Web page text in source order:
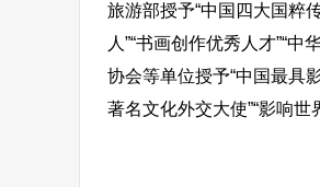
旅游部授予“中国四大国粹
人”“书画创作优秀人才”“
协会等单位授予“中国最具
著名文化外交大使”“影响世